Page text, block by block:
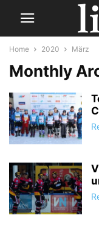
Home 2020 März
Monthly